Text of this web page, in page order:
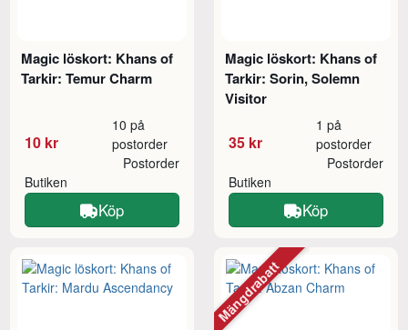
Magic löskort: Khans of
Tarkir: Temur Charm
10 kr
10 på
postorder
Butiken
Postorder
Köp
Magic löskort: Khans of
Tarkir: Sorin, Solemn
Visitor
35 kr
1 på
postorder
Butiken
Postorder
Köp
Mängdrabatt